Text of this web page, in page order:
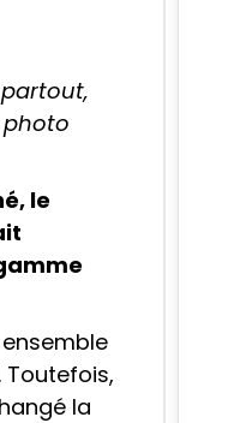
photo
le
Toutefois,
la